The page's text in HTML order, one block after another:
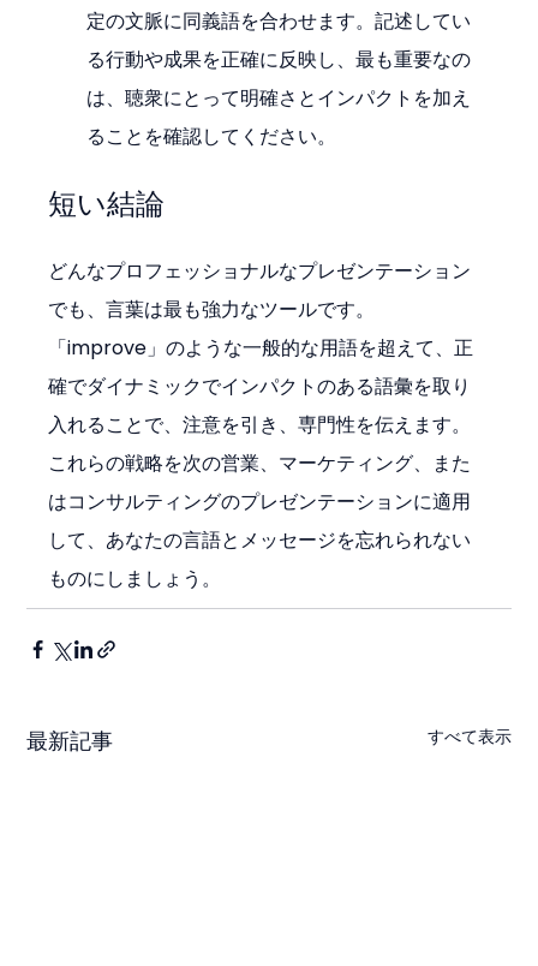
定の文脈に同義語を合わせます。記述してい
る行動や成果を正確に反映し、最も重要なの
は、聴衆にとって明確さとインパクトを加え
ることを確認してください。
短い結論
どんなプロフェッショナルなプレゼンテーション
でも、言葉は最も強力なツールです。
「improve」のような一般的な用語を超えて、正
確でダイナミックでインパクトのある語彙を取り
入れることで、注意を引き、専門性を伝えます。
これらの戦略を次の営業、マーケティング、また
はコンサルティングのプレゼンテーションに適用
して、あなたの言語とメッセージを忘れられない
ものにしましょう。
最新記事 すべて表示